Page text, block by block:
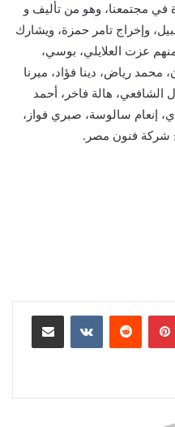
في مجتمعنا، وهو من تأليف و
وإخراج تامر حمزة، ويشارك
عزت العلايلي، بوسي،
رياض، دينا فؤاد، ميرنا
الشافعي، هالة فاخر، أحمد
إنعام سالوسة، صبري فواز،
شركة فنون مصر.
بينتيريست مشاركة عبر البريد